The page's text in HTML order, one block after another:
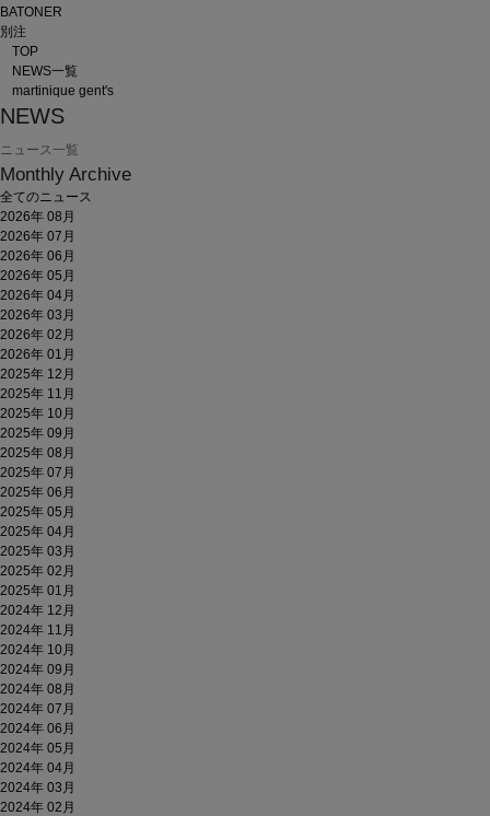
BATONER
別注
TOP
NEWS一覧
martinique gent's
NEWS
ニュース一覧
Monthly Archive
全てのニュース
2026年 08月
2026年 07月
2026年 06月
2026年 05月
2026年 04月
2026年 03月
2026年 02月
2026年 01月
2025年 12月
2025年 11月
2025年 10月
2025年 09月
2025年 08月
2025年 07月
2025年 06月
2025年 05月
2025年 04月
2025年 03月
2025年 02月
2025年 01月
2024年 12月
2024年 11月
2024年 10月
2024年 09月
2024年 08月
2024年 07月
2024年 06月
2024年 05月
2024年 04月
2024年 03月
2024年 02月